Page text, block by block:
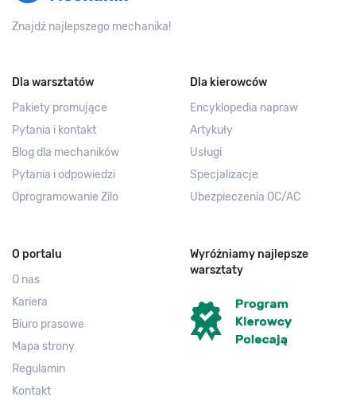
Znajdź najlepszego mechanika!
Dla warsztatów
Pakiety promujące
Pytania i kontakt
Blog dla mechaników
Pytania i odpowiedzi
Oprogramowanie Zilo
Dla kierowców
Encyklopedia napraw
Artykuły
Usługi
Specjalizacje
Ubezpieczenia OC/AC
O portalu
O nas
Kariera
Biuro prasowe
Mapa strony
Regulamin
Kontakt
Wyróżniamy najlepsze
warsztaty